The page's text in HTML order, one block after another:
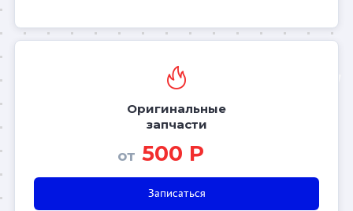
Оригинальные
запчасти
от 500 Р
Записаться